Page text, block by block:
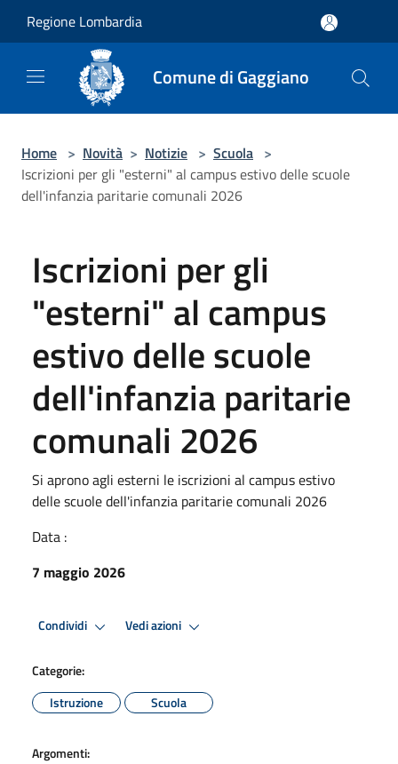
Regione Lombardia
Comune di Gaggiano
Home > Novità > Notizie > Scuola >
Iscrizioni per gli "esterni" al campus estivo delle scuole
dell'infanzia paritarie comunali 2026
Iscrizioni per gli
"esterni" al campus
estivo delle scuole
dell'infanzia paritarie
comunali 2026
Si aprono agli esterni le iscrizioni al campus estivo
delle scuole dell'infanzia paritarie comunali 2026
Data :
7 maggio 2026
Condividi Vedi azioni
Categorie:
Istruzione
Scuola
Argomenti: